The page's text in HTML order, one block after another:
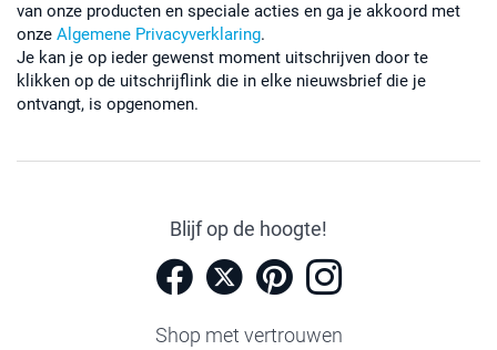
van onze producten en speciale acties en ga je akkoord met
onze Algemene Privacyverklaring.
Je kan je op ieder gewenst moment uitschrijven door te
klikken op de uitschrijflink die in elke nieuwsbrief die je
ontvangt, is opgenomen.
Blijf op de hoogte!
Shop met vertrouwen